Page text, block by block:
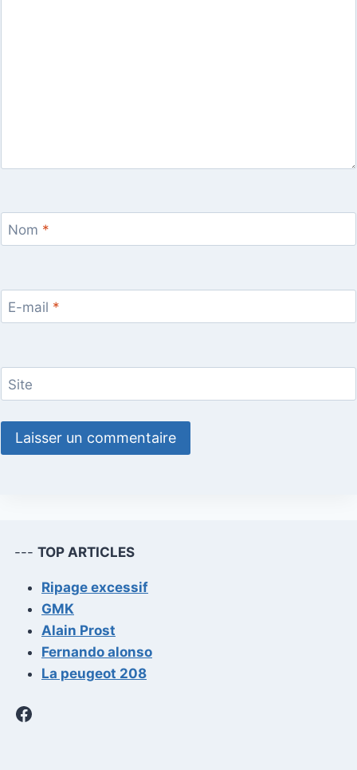
Nom *
E-mail *
Site
--- TOP ARTICLES
Ripage excessif
GMK
Alain Prost
Fernando alonso
La peugeot 208
Facebook